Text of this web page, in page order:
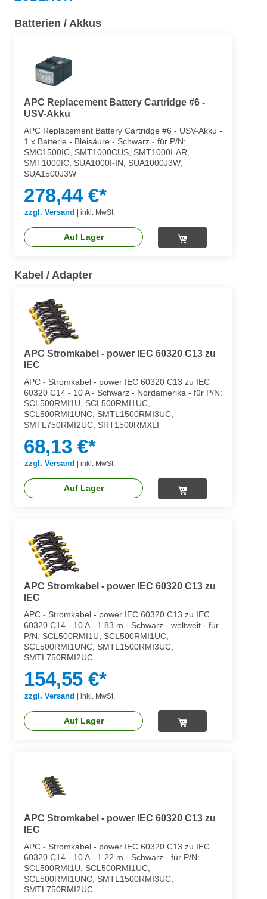
Batterien / Akkus
APC Replacement Battery Cartridge #6 -
USV-Akku
APC Replacement Battery Cartridge #6 - USV-Akku -
1 x Batterie - Bleisäure - Schwarz - für P/N:
SMC1500IC, SMT1000CUS, SMT1000I-AR,
SMT1000IC, SUA1000I-IN, SUA1000J3W,
SUA1500J3W
278,44 €*
zzgl. Versand inkl. MwSt.
Auf Lager
Kabel / Adapter
APC Stromkabel - power IEC 60320 C13 zu
IEC
APC - Stromkabel - power IEC 60320 C13 zu IEC
60320 C14 - 10 A - Schwarz - Nordamerika - für P/N:
SCL500RMI1U, SCL500RMI1UC,
SCL500RMI1UNC, SMTL1500RMI3UC,
SMTL750RMI2UC, SRT1500RMXLI
68,13 €*
zzgl. Versand inkl. MwSt.
Auf Lager
APC Stromkabel - power IEC 60320 C13 zu
IEC
APC - Stromkabel - power IEC 60320 C13 zu IEC
60320 C14 - 10 A - 1.83 m - Schwarz - weltweit - für
P/N: SCL500RMI1U, SCL500RMI1UC,
SCL500RMI1UNC, SMTL1500RMI3UC,
SMTL750RMI2UC
154,55 €*
zzgl. Versand | inkl. MwSt.
Auf Lager
APC Stromkabel - power IEC 60320 C13 zu
IEC
APC - Stromkabel - power IEC 60320 C13 zu IEC
60320 C14 - 10 A - 1.22 m - Schwarz - für P/N:
SCL500RMI1U, SCL500RMI1UC,
SCL500RMI1UNC, SMTL1500RMI3UC,
SMTL750RMI2UC